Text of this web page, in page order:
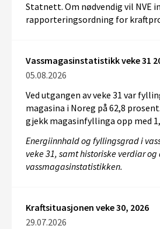
Statnett. Om nødvendig vil NVE
rapporteringsordning for
Vassmagasinstatistikk veke 31
05.08.2026
Ved utgangen av veke 31 var
magasina i Noreg på 62,8
gjekk magasinfyllinga opp med
Energiinnhald og fyllingsgrad i
veke 31, samt historiske verdiar
vassmagasinstatistikken.
Kraftsituasjonen veke 30, 2026
29.07.2026